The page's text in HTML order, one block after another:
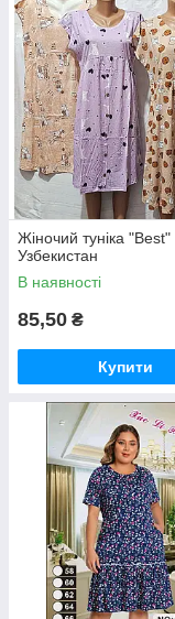
Жіночий туніка
Узбекистан
В наявності
85,50 ₴
Купити